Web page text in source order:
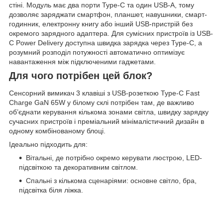
стіні. Модуль має два порти Type-C та один USB-A, тому
дозволяє заряджати смартфон, планшет, навушники, смарт-
годинник, електронну книгу або інший USB-пристрій без
окремого зарядного адаптера. Для сумісних пристроїв із USB-
C Power Delivery доступна швидка зарядка через Type-C, а
розумний розподіл потужності автоматично оптимізує
навантаження між підключеними гаджетами.
Для чого потрібен цей блок?
Сенсорний вимикач 3 клавіші з USB-розеткою Type-C Fast
Charge GaN 65W у білому склі потрібен там, де важливо
об’єднати керування кількома зонами світла, швидку зарядку
сучасних пристроїв і преміальний мінімалістичний дизайн в
одному комбінованому блоці.
Ідеально підходить для:
Вітальні, де потрібно окремо керувати люстрою, LED-
підсвіткою та декоративним світлом.
Спальні з кількома сценаріями: основне світло, бра,
підсвітка біля ліжка.